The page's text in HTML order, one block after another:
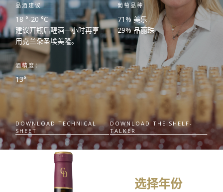
品酒建议
18 °-20 °C
建议开瓶后醒酒一小时再享
用克兰朵圣埃美隆。
葡萄品种
71% 美乐
29% 品丽珠
酒精度：
13°
DOWNLOAD TECHNICAL
SHEET
DOWNLOAD THE SHELF-
TALKER
选择年份